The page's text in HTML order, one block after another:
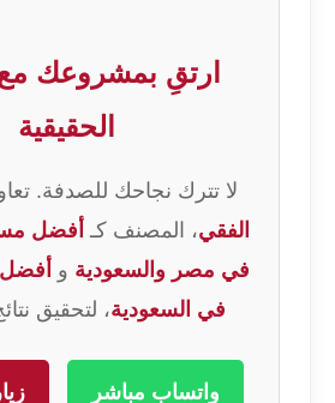
ارتقِ بمشروعك مع
الحقيقية
لا تترك نجاحك للصدفة.
الفقي، المصنف كـ أفضل
في مصر والسعودية و
في السعودية، لتحقيق
واتساب مباشر